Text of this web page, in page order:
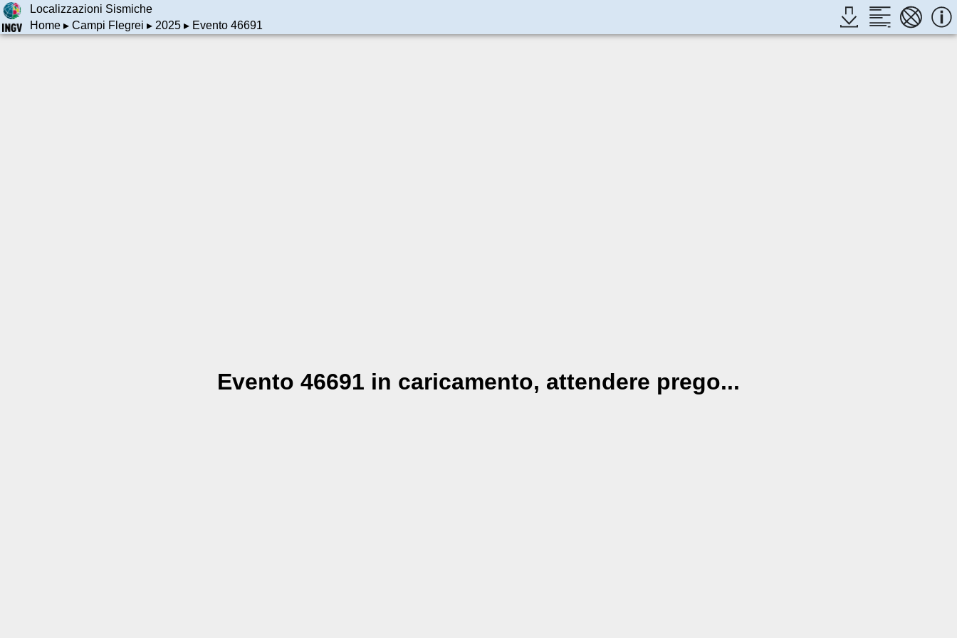
Localizzazioni Sismiche
Home▸ Campi Flegrei ▸ 2025▸ Evento 46691
Evento 46691 in caricamento, attendere prego...